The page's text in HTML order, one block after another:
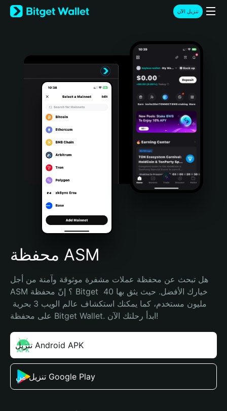
English
日本語
Türkçe
Português (Portugal)
Bahasa Indonesia
Português (Brasil)
Español (Argentina)
تنزيل الآن
محفظة ASM
هل تبحث عن محفظة عملات مشفرة موثوقة وآمنة من أجل
ASM ؟ إنّ محفظة Bitget خيارك الأفضل. حيث يثق بها 40
على محفظة Bitget Wallet. ابدأ رحلتك الآن!
تنزيل Android APK
تنزيل من Google Play